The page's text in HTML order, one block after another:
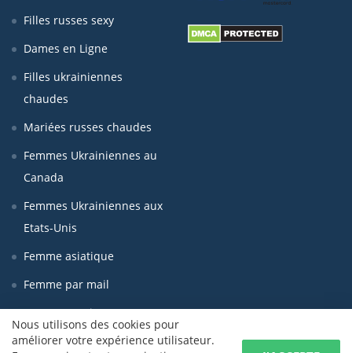
Filles russes sexy
Dames en Ligne
Filles ukrainiennes
chaudes
Mariées russes chaudes
Femmes Ukrainiennes au
Canada
Femmes Ukrainiennes aux
Etats-Unis
Femme asiatique
Femme par mail
Femmes seniors
Nous utilisons des cookies pour
améliorer votre expérience utilisateur.